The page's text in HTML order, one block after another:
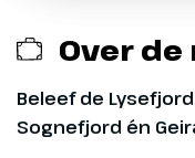
Over de
Beleef de
Sognefjord én
Servicelijn via
16 mei t/
die